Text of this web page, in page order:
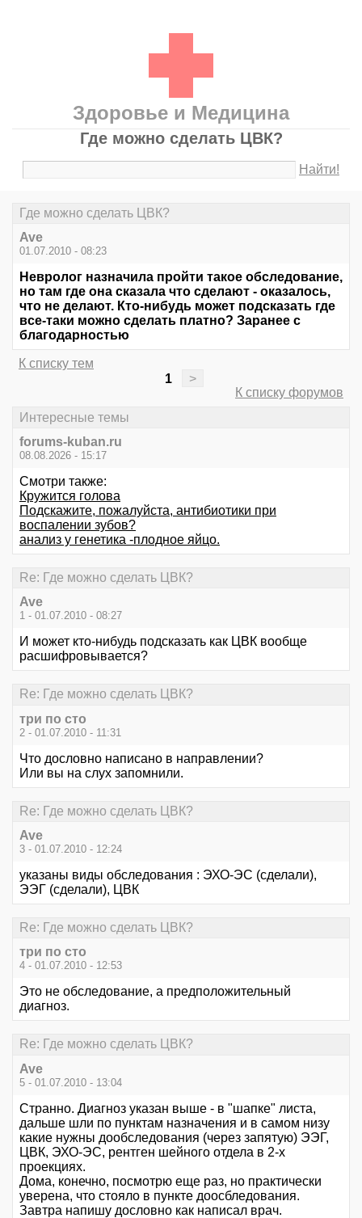
Здоровье и Медицина
Где можно сделать ЦВК?
Найти!
Где можно сделать ЦВК?
Ave
01.07.2010 - 08:23
Невролог назначила пройти такое обследование,
но там где она сказала что сделают - оказалось,
что не делают. Кто-нибудь может подсказать где
все-таки можно сделать платно? Заранее с
благодарностью
К списку тем
1
>
К списку форумов
Интересные темы
forums-kuban.ru
08.08.2026 - 15:17
Смотри также:
Кружится голова
Подскажите, пожалуйста, антибиотики при
воспалении зубов?
анализ у генетика -плодное яйцо.
Re: Где можно сделать ЦВК?
Ave
1 - 01.07.2010 - 08:27
И может кто-нибудь подсказать как ЦВК вообще
расшифровывается?
Re: Где можно сделать ЦВК?
три по сто
2 - 01.07.2010 - 11:31
Что дословно написано в направлении?
Или вы на слух запомнили.
Re: Где можно сделать ЦВК?
Ave
3 - 01.07.2010 - 12:24
указаны виды обследования : ЭХО-ЭС (сделали),
ЭЭГ (сделали), ЦВК
Re: Где можно сделать ЦВК?
три по сто
4 - 01.07.2010 - 12:53
Это не обследование, а предположительный
диагноз.
Re: Где можно сделать ЦВК?
Ave
5 - 01.07.2010 - 13:04
Странно. Диагноз указан выше - в "шапке" листа,
дальше шли по пунктам назначения и в самом низу
какие нужны дообследования (через запятую) ЭЭГ,
ЦВК, ЭХО-ЭС, рентген шейного отдела в 2-х
проекциях.
Дома, конечно, посмотрю еще раз, но практически
уверена, что стояло в пункте доосбледования.
Завтра напишу дословно как написал врач.